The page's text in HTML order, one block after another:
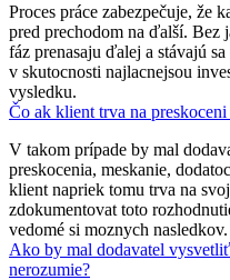
Proces práce zabezpečuje, že
pred prechodom na ďalší. Bez
fáz prenasaju ďalej a stávajú
v skutocnosti najlacnejsou
vysledku.
Čo ak klient trva na
V takom prípade by mal
preskocenia, meskanie,
klient napriek tomu trva na
zdokumentovat toto
vedomé si moznych nasledkov.
Ako by mal dodavatel
nerozumie?